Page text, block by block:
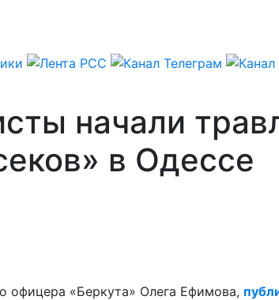
начали
в Одессе
офицера «Беркута» Олега Ефимова,